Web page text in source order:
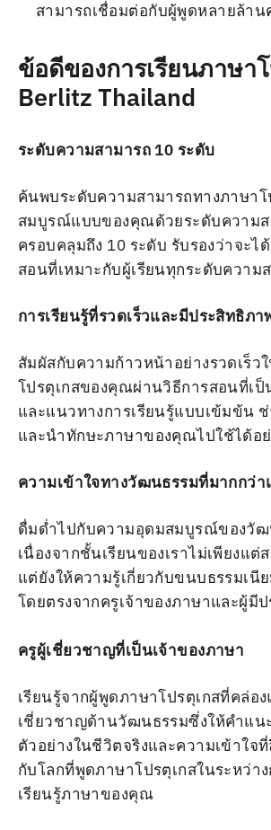
สามารถเชื่อมต่อกับผู้พูดหลายล้าน
ข้อดีของการเรียนภาษา
Berlitz Thailand
ระดับความสามารถ 10 ระดับ
ค้นพบระดับความสามารถทางภาษาโ
สมบูรณ์แบบของคุณด้วยระดับความส
ครอบคลุมถึง 10 ระดับ รับรองว่าจะไ
สอนที่เหมาะกับผู้เรียนทุกระดับความ
การเรียนรู้ที่รวดเร็วและมีประสิทธิภา
สัมผัสกับความก้าวหน้าอย่างรวดเร็ว
โปรตุเกสของคุณผ่านวิธีการสอนที่เ
และแนวทางการเรียนรู้แบบเข้มข้น
และนำทักษะภาษาของคุณไปใช้ได้อย่
ความเข้าใจทางวัฒนธรรมที่มากกว่
ดื่มด่ำไปกับความอุดมสมบูรณ์ของวัฒ
เนื่องจากชั้นเรียนของเราไม่เพียงแ
แต่ยังให้ความรู้เกี่ยวกับขนบธรรมเนี
โดยตรงจากครูเจ้าของภาษาและผู้มี
ครูผู้เชี่ยวชาญที่เป็นเจ้าของภาษา
เรียนรู้จากผู้พูดภาษาโปรตุเกสที่คล่อ
เชี่ยวชาญด้านวัฒนธรรมซึ่งให้คำแน
ตัวอย่างในชีวิตจริงและความเข้าใจ
กับโลกที่พูดภาษาโปรตุเกสในระหว่า
เรียนรู้ภาษาของคุณ